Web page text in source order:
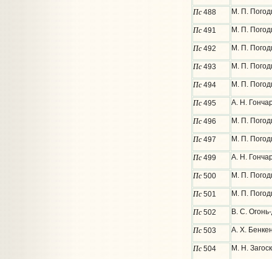
Пс488 М. П.
Пс491 М. П.
Пс492 М. П.
Пс493 М. П.
Пс494 М. П.
Пс495 А. Н.
Пс496 М. П.
Пс497 М. П.
Пс499 А. Н.
Пс500 М. П.
Пс501 М. П.
Пс502 В. С.
Пс503 А. Х.
Пс504 М. Н.